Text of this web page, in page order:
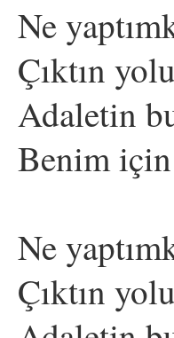
Ne
Çıktın
Adaletin
Benim
Ne
Çıktın